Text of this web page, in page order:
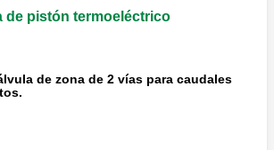
de pistón termoeléctrico
de zona de 2 vías para caudales